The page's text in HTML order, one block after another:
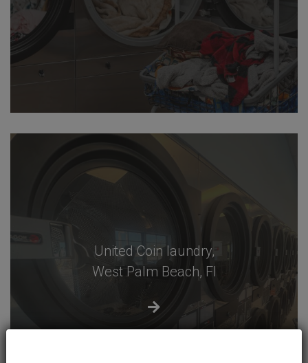
United Coin laundry,
West Palm Beach, Fl